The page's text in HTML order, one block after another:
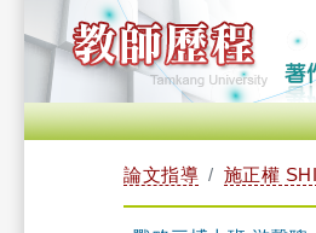
論文指導 施正權